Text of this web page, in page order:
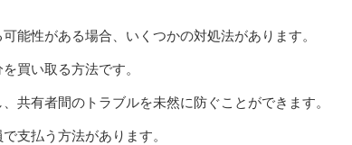
能性がある場合、いくつかの対処法があります。
買い取る方法です。
共有者間のトラブルを未然に防ぐことができます。
支払う方法があります。